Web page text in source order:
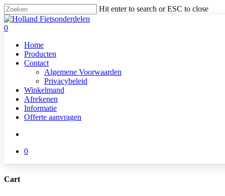
Skip
to
main
Hit enter to search or ESC to close
Close
Search
search
0
Home
Producten
Contact
Algemene Voorwaarden
Privacybeleid
Winkelmand
Afrekenen
Informatie
Offerte aanvragen
0
Cart